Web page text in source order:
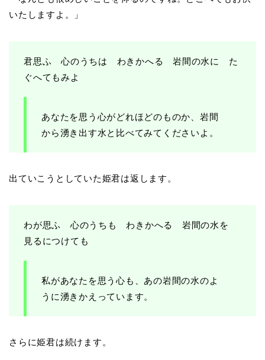
いたしますよ。」
君思ふ 心のうちは わきかへる 岩間の水に た
ぐへてもみよ
あなたを思う心がどれほどのものか、岩間
から湧き出す水と比べてみてくださいよ。
出ていこうとしていた姫君は返します。
わが思ふ 心のうちも わきかへる 岩間の水を
見るにつけても
私があなたを思う心も、あの岩間の水のよ
うに湧きかえっています。
さらに姫君は続けます。